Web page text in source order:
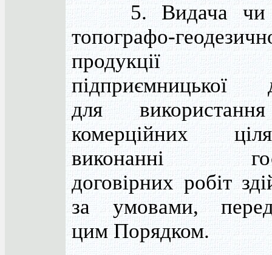
5. Видача чи
топографо-
продукції
підприємницької
для
комерційних
виконанні
договірних робіт
за умовами,
цим Порядком.